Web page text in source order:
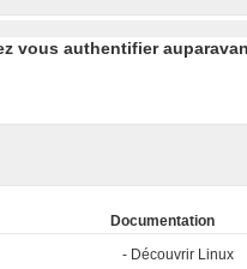
vous authentifier
Documentation
Découvrir Linux